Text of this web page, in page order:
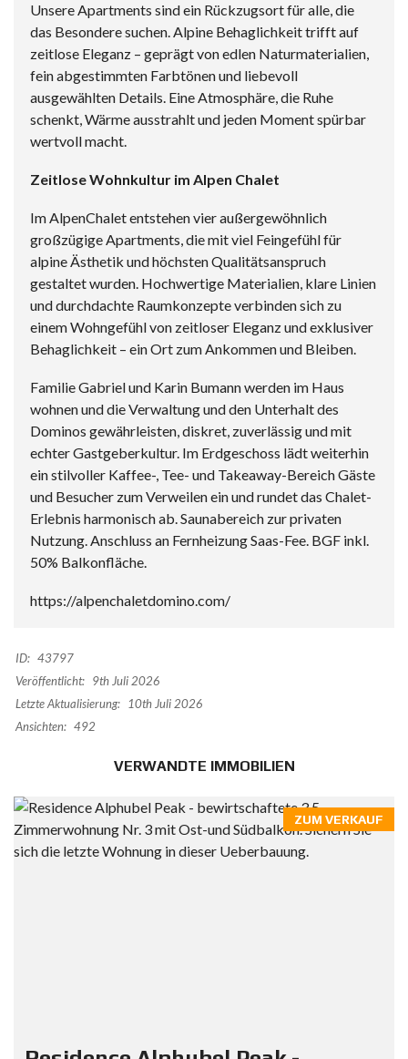
Unsere Apartments sind ein Rückzugsort für alle, die
das Besondere suchen. Alpine Behaglichkeit trifft auf
zeitlose Eleganz – geprägt von edlen Naturmaterialien,
fein abgestimmten Farbtönen und liebevoll
ausgewählten Details. Eine Atmosphäre, die Ruhe
schenkt, Wärme ausstrahlt und jeden Moment spürbar
wertvoll macht.
Zeitlose Wohnkultur im Alpen Chalet
Im AlpenChalet entstehen vier außergewöhnlich
großzügige Apartments, die mit viel Feingefühl für
alpine Ästhetik und höchsten Qualitätsanspruch
gestaltet wurden. Hochwertige Materialien, klare Linien
und durchdachte Raumkonzepte verbinden sich zu
einem Wohngefühl von zeitloser Eleganz und exklusiver
Behaglichkeit – ein Ort zum Ankommen und Bleiben.
Familie Gabriel und Karin Bumann werden im Haus
wohnen und die Verwaltung und den Unterhalt des
Dominos gewährleisten, diskret, zuverlässig und mit
echter Gastgeberkultur. Im Erdgeschoss lädt weiterhin
ein stilvoller Kaffee-, Tee- und Takeaway-Bereich Gäste
und Besucher zum Verweilen ein und rundet das Chalet-
Erlebnis harmonisch ab. Saunabereich zur privaten
Nutzung. Anschluss an Fernheizung Saas-Fee. BGF inkl.
50% Balkonfläche.
https://alpenchaletdomino.com/
ID: 43797
Veröffentlicht: 9th Juli 2026
Letzte Aktualisierung:
10th Juli 2026
Ansichten: 492
VERWANDTE IMMOBILIEN
ZUM VERKAUF